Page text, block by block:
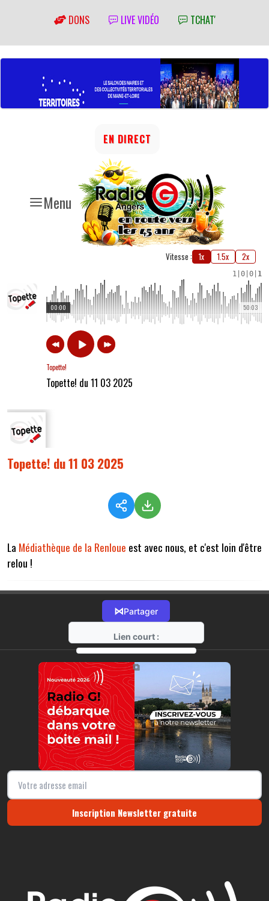
DONS LIVE VIDÉO TCHAT'
Menu
EN DIRECT
Vitesse : 1x 1.5x 2x
1 0 0 1
50:03
00:00
Topette!
Topette! du 11 03 2025
Topette! du 11 03 2025
La Médiathèque de la Renloue est avec nous, et c'est loin d'être
relou !
⋈Partager
Lien court :
https://radio-g.fr?17155
⧉
Inscription Newsletter gratuite